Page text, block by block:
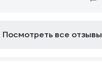
Посмотреть все отзывы